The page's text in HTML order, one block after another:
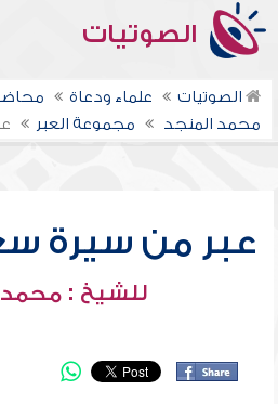
الصوتيات
الصوتيات علماء ودعاة
محمد المنجد
مجموعة العبر
عبر من سيرة
للشيخ : محمد